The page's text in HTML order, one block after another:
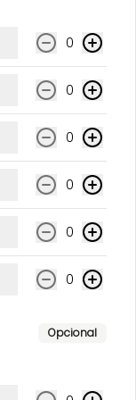
0
0
0
0
0
0
Opcional